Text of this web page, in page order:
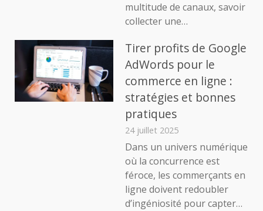
multitude de canaux, savoir
collecter une…
Tirer profits de Google
AdWords pour le
commerce en ligne :
stratégies et bonnes
pratiques
24 juillet 2025
Dans un univers numérique
où la concurrence est
féroce, les commerçants en
ligne doivent redoubler
d’ingéniosité pour capter…